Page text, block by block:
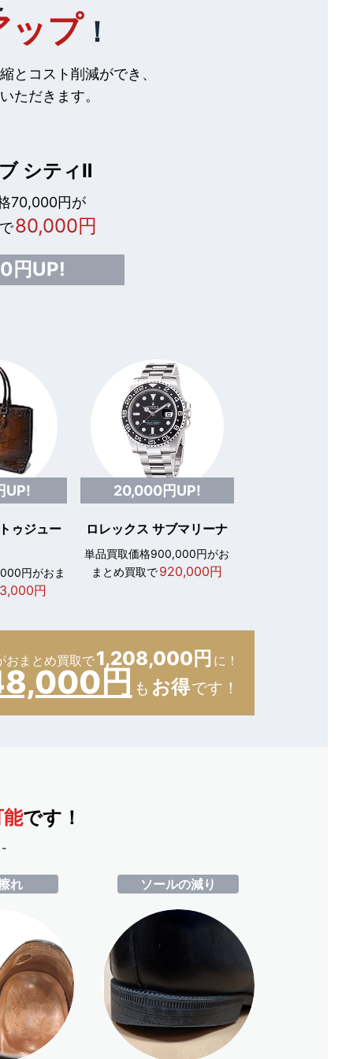
ップ ！
とコスト削減ができ、
ただきます。
シティⅡ
70,000円が
80,000円
円UP!
UP!
ゥジュー
円がおま
円
20,000円UP!
ロレックス サブマリーナ
単品買取価格900,000円がお
まとめ買取で920,000円
おまとめ買取で1,208,000円 に！
円 も お得です！
です！
-
れ ソールの減り